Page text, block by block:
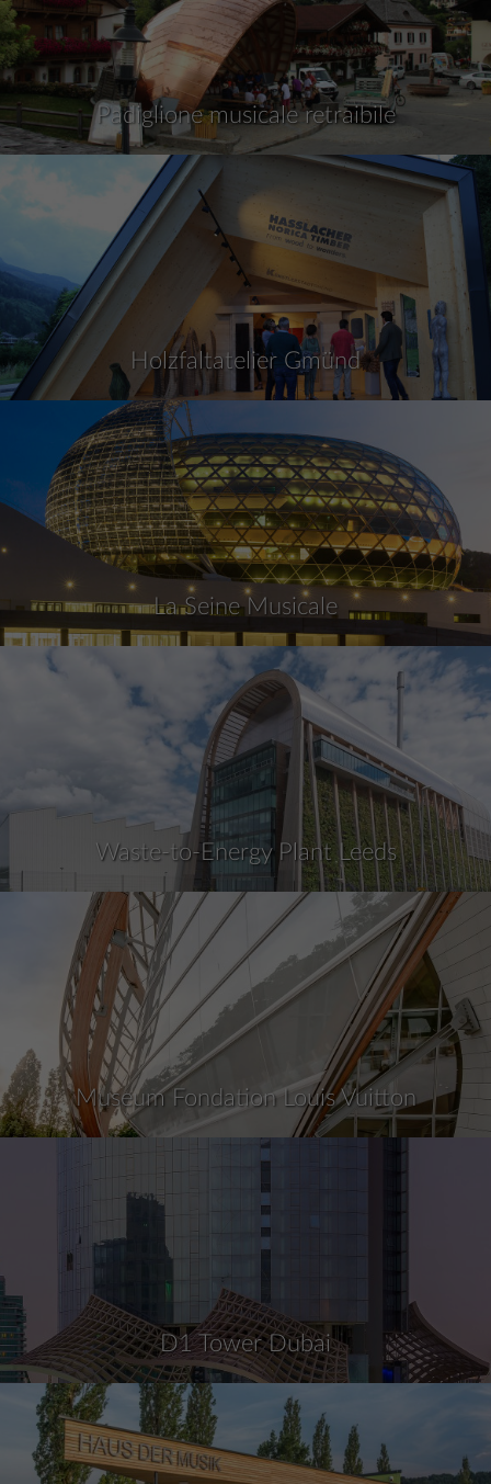
Padiglione musicale retraibile
Holzfaltatelier Gmünd
La Seine Musicale
Waste-to-Energy Plant Leeds
Museum Fondation Louis Vuitton
D1 Tower Dubai